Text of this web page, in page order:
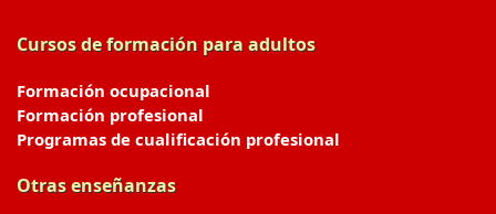
Cursos de formación para adultos
Formación ocupacional
Formación profesional
Programas de cualificación profesional
Otras enseñanzas